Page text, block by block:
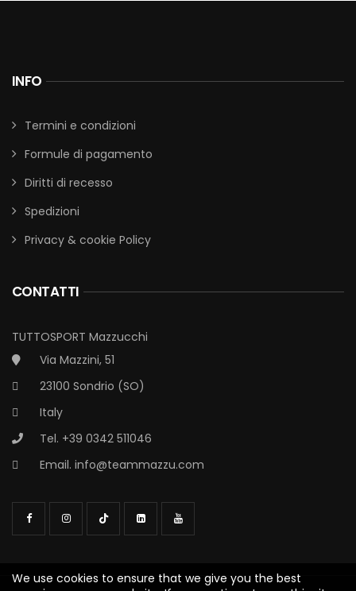
INFO
Termini e condizioni
Formule di pagamento
Diritti di recesso
Spedizioni
Privacy & cookie Policy
CONTATTI
TUTTOSPORT Mazzucchi
Via Mazzini, 51
23100 Sondrio (SO)
Italy
Tel. +39 0342 511046
Email. info@teammazzu.com
We use cookies to ensure that we give you the best